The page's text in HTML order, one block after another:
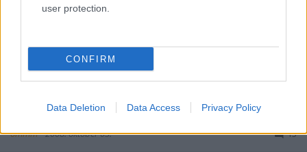
user protection.
CONFIRM
Data Deletion Data Access Privacy Policy
Leülés
ommm•2008. október 03. 13